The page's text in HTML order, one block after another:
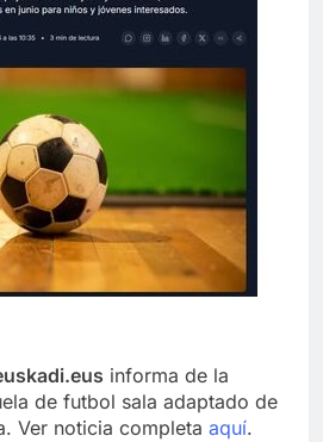
informa de la
de futbol sala adaptado de
Ver noticia completa aquí.